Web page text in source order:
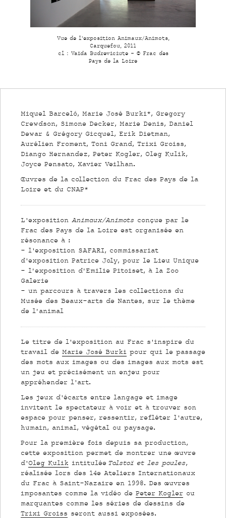
Vue de l'exposition Animaux/Animots,
Carquefou, 2011
cl : Vaïda Budreviciute - © Frac des
Pays de la Loire
Miquel Barceló, Marie José Burki*, Gregory
Crewdson, Simone Decker, Marie Denis, Daniel
Dewar & Grégory Gicquel, Erik Dietman,
Aurélien Froment, Toni Grand, Trixi Groiss,
Diango Hernandez, Peter Kogler, Oleg Kulik,
Joyce Pensato, Xavier Veilhan.
Œuvres de la collection du Frac des Pays de la
Loire et du CNAP*
L’exposition Animaux/Animots conçue par le
Frac des Pays de la Loire est organisée en
résonance à :
- l’exposition SAFARI, commissariat
d’exposition Patrice Joly, pour le Lieu Unique
- l'exposition d'Emilie Pitoiset, à la Zoo
Galerie
- un parcours à travers les collections du
Musée des Beaux-arts de Nantes, sur le thème
de l'animal
Le titre de l’exposition au Frac s’inspire du
travail de Marie José Burki pour qui le passage
des mots aux images ou des images aux mots est
un jeu et précisément un enjeu pour
appréhender l’art.
Les jeux d’écarts entre langage et image
invitent le spectateur à voir et à trouver son
espace pour penser, ressentir, refléter l’autre,
humain, animal, végétal ou paysage.
Pour la première fois depuis sa production,
cette exposition permet de montrer une œuvre
d’ Oleg Kulik intitulée Tolstoï et les poules,
réalisée lors des 14e Ateliers Internationaux
du Frac à Saint-Nazaire en 1998. Des œuvres
imposantes comme la vidéo de Peter Kogler ou
marquantes comme les séries de dessins de
Trixi Groiss seront aussi exposées.